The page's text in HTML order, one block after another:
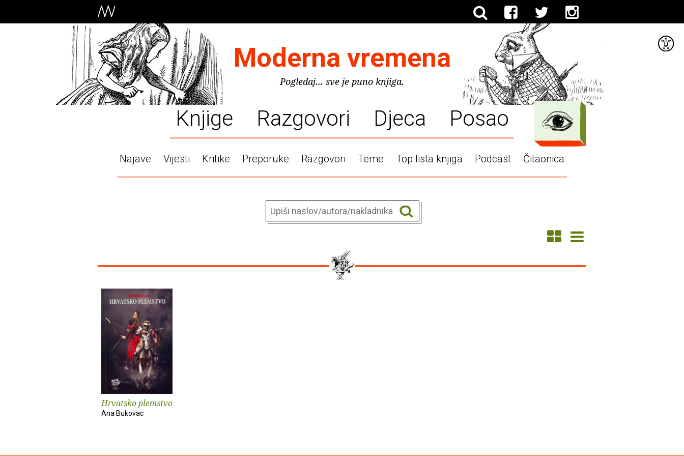
Moderna vremena
Pogledaj... sve je puno knjiga.
Knjige Razgovori Djeca Posao
Najave Vijesti Kritike Preporuke Razgovori Teme Top lista knjiga Podcast Čitaonica
Hrvatsko plemstvo
Ana Bukovac